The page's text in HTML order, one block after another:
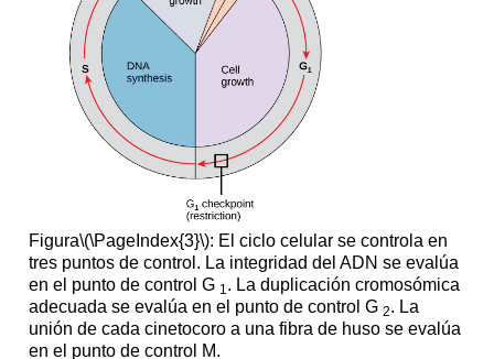
Figura\(\PageIndex{3}\): El ciclo celular se controla en
tres puntos de control. La integridad del ADN se evalúa
en el punto de control G 1 . La duplicación cromosómica
adecuada se evalúa en el punto de control G 2. La
unión de cada cinetocoro a una fibra de huso se evalúa
en el punto de control M.